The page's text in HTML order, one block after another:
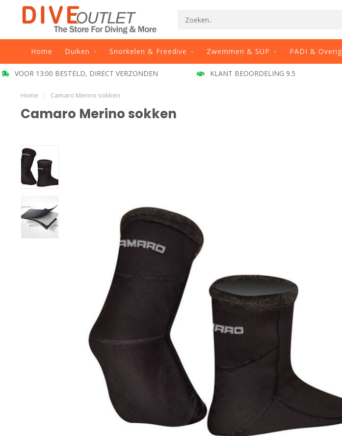
Home Duiken Snorkelen & Freedive Zwemmen & SUP PADI & Overig
VOOR 13:00 BESTELD, DIRECT VERZONDEN KLANT BEOORDELING 9.5
Home / Camaro Merino sokken
Camaro Merino sokken